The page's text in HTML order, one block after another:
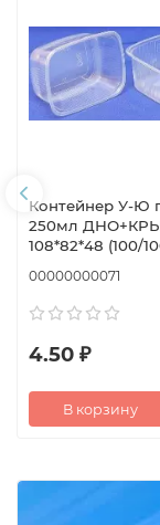
Контейнер У-Ю
250мл
108*82*48 (100/
00000000071
4.50 ₽
В корзину